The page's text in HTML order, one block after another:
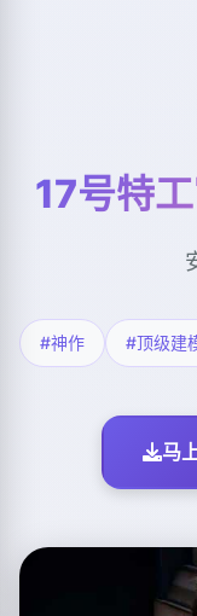
17号特
#神作 #顶级建
马